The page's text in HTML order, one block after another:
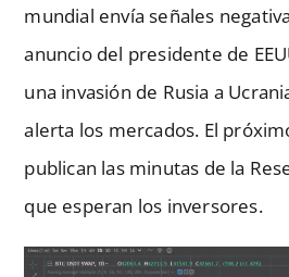
mundial envía señales
anuncio del presidente de
una invasión de Rusia a
alerta los mercados. El
publican las minutas de la
que esperan los inversores.